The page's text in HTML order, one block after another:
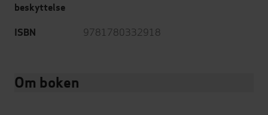
beskyttelse
ISBN 9781780332918
Om boken